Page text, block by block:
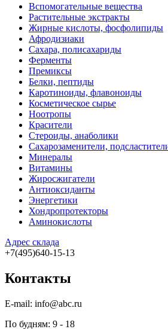
Вспомогательные вещества
Растительные экстракты
Жирные кислоты, фосфолипиды
Афродизиаки
Сахара, полисахариды
Ферменты
Премиксы
Белки, пептиды
Каротиноиды, флавоноиды
Косметическое сырье
Ноотропы
Красители
Стероиды, анаболики
Сахарозаменители,
Минералы
Витамины
Жиросжигатели
Антиоксиданты
Энергетики
Хондропротекторы
Аминокислоты
Адрес склада
+7(495)640-15-13
Контакты
E-mail: info@abc.ru
По будням: 9 - 18